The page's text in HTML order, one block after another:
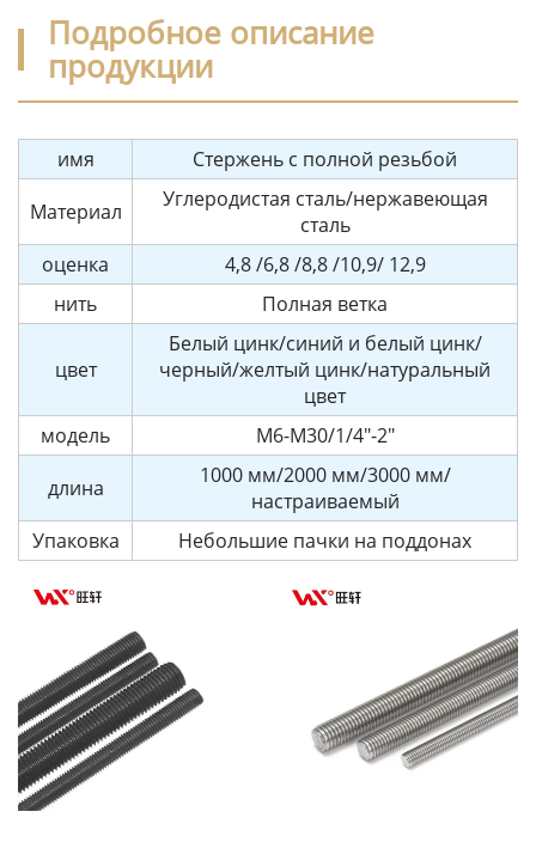
Подробное описание
продукции
имя
Стержень с полной резьбой
Материал
Углеродистая сталь/нержавеющая
сталь
оценка
4,8 /6,8 /8,8 /10,9/ 12,9
нить
Полная ветка
цвет
Белый цинк/синий и белый цинк/
черный/желтый цинк/натуральный
цвет
модель
М6-М30/1/4"-2"
длина
1000 мм/2000 мм/3000 мм/
настраиваемый
Упаковка
Небольшие пачки на поддонах